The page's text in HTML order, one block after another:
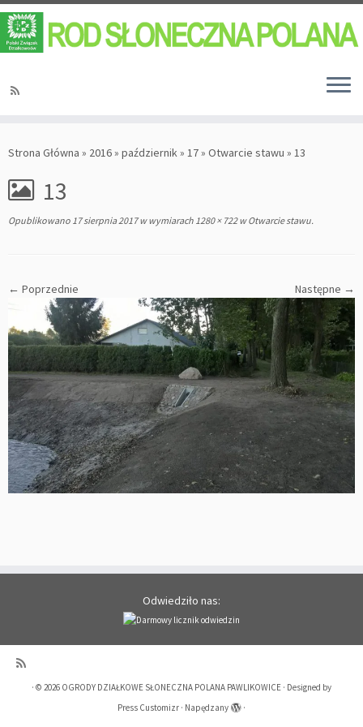
Strona Główna » 2016» październik» 17» Otwarcie stawu » 13
13
Opublikowano 17 sierpnia 2017w wymiarach 1280 × 722wOtwarcie stawu.
← Poprzednie Następne →
Odwiedziło nas:
· © 2026 OGRODY DZIAŁKOWE SŁONECZNA POLANA PAWLIKOWICE · Designed by
Press Customizr · Napędzany ·